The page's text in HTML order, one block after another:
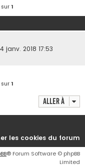
sur1
janv. 2018 17:53
sur1
Aller à
les cookies du forum
® Forum Software © phpBB
Limited